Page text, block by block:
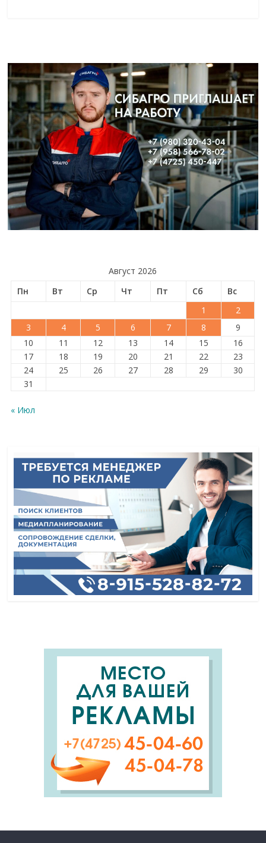
Август 2026
Пн
Вт Ср Чт Пт Сб
Вс
1
2
3
4 5 6 7 8
9
10
11 12 13 14 15
16
17
18 19 20 21 22
23
24
25 26 27 28 29
30
31
« Июл